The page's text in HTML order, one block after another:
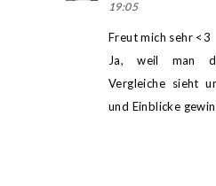
19:05
Freut mich sehr <3
Ja, weil man
Vergleiche sieht
und Einblicke